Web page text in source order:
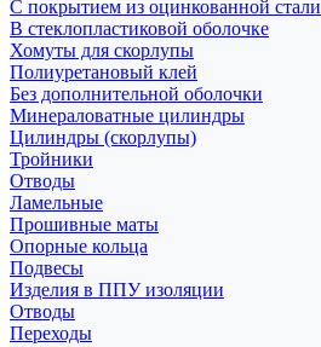
С покрытием из оцинкованной стали
В стеклопластиковой оболочке
Хомуты для скорлупы
Полиуретановый клей
Без дополнительной оболочки
Минераловатные цилиндры
Цилиндры (скорлупы)
Тройники
Отводы
Ламельные
Прошивные маты
Опорные кольца
Подвесы
Изделия в ППУ изоляции
Отводы
Переходы